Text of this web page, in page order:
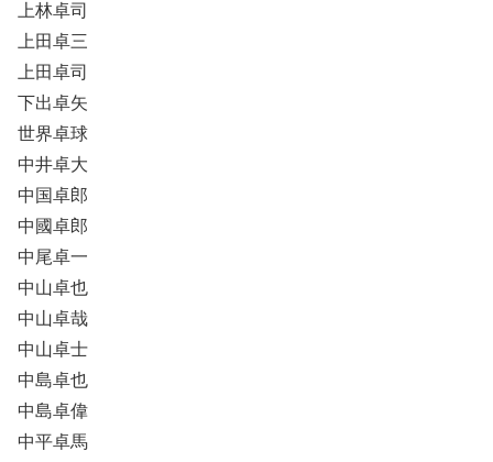
上林卓司
上田卓三
上田卓司
下出卓矢
世界卓球
中井卓大
中国卓郎
中國卓郎
中尾卓一
中山卓也
中山卓哉
中山卓士
中島卓也
中島卓偉
中平卓馬